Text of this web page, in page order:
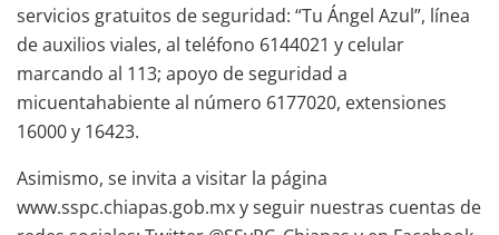
servicios gratuitos de seguridad: “Tu Ángel Azul”, línea
de auxilios viales, al teléfono 6144021 y celular
marcando al 113; apoyo de seguridad a
micuentahabiente al número 6177020, extensiones
16000 y 16423.
Asimismo, se invita a visitar la página
www.sspc.chiapas.gob.mx y seguir nuestras cuentas de